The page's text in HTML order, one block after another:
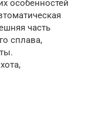
особенностей
часть
сплава,